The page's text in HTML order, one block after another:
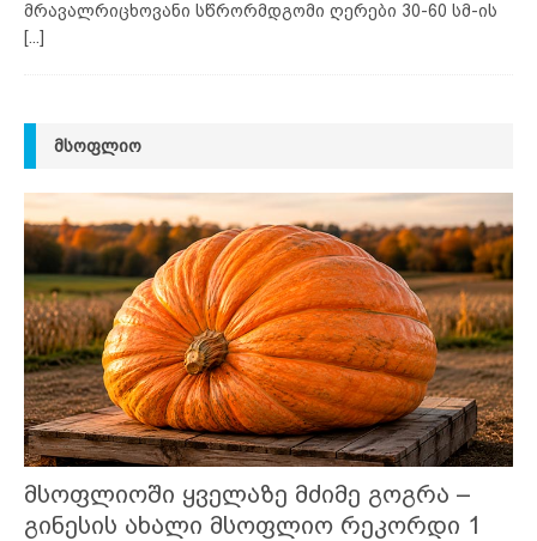
მრავალრიცხოვანი სწრორმდგომი ღერები 30-60 სმ-ის
[...]
ᲛᲡᲝᲤᲚᲘᲝ
მსოფლიოში ყველაზე მძიმე გოგრა –
გინესის ახალი მსოფლიო რეკორდი 1